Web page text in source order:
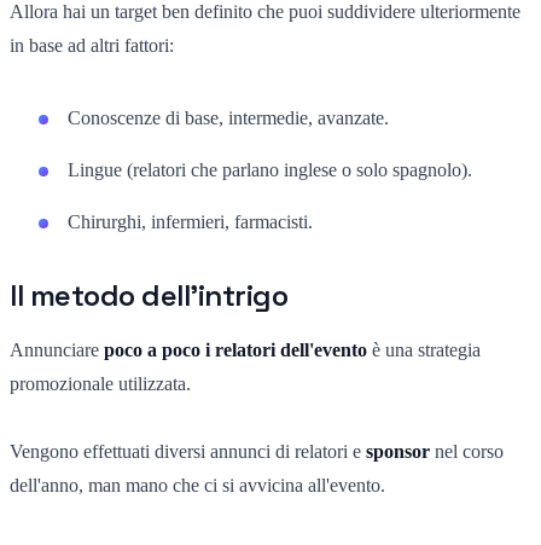
Allora hai un target ben definito che puoi suddividere ulteriormente
in base ad altri fattori:
Conoscenze di base, intermedie, avanzate.
Lingue (relatori che parlano inglese o solo spagnolo).
Chirurghi, infermieri, farmacisti.
Il metodo dell'intrigo
Annunciare poco a poco i relatori dell'evento è una strategia
promozionale utilizzata.
Vengono effettuati diversi annunci di relatori e sponsor nel corso
dell'anno, man mano che ci si avvicina all'evento.